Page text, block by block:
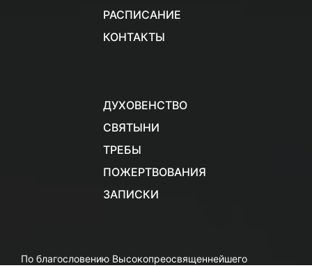
РАСПИСАНИЕ
КОНТАКТЫ
ДУХОВЕНСТВО
СВЯТЫНИ
ТРЕБЫ
ПОЖЕРТВОВАНИЯ
ЗАПИСКИ
По благословению Высокопреосвященнейшего